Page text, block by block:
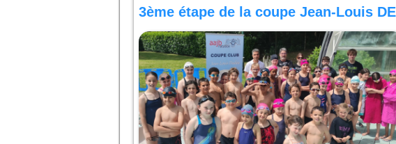
3ème étape de la coupe Jean-Louis